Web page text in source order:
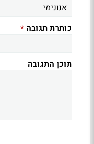
כותרת תגובה *
תוכן התגובה